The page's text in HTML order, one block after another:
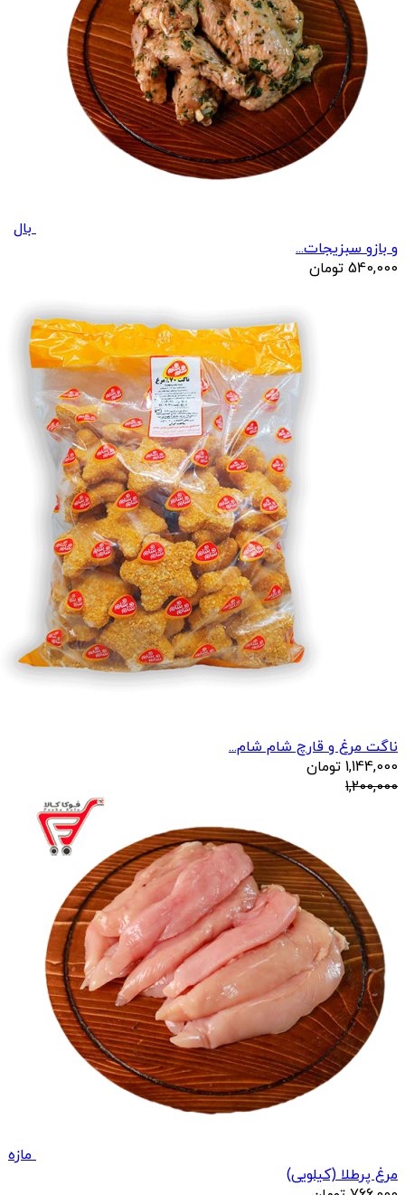
بال
و بازو سبزیجات...
540,000 تومان
ناگت مرغ و قارچ شام شام...
1,144,000 تومان
1,200,000
مازه
مرغ پرطلا (کیلویی)